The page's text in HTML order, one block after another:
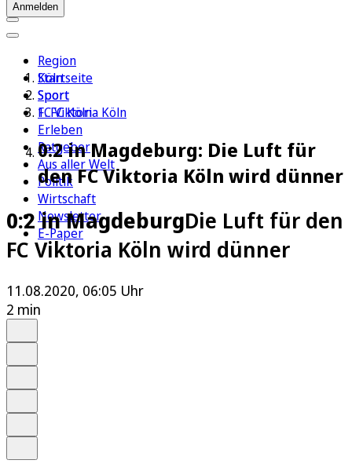
Anmelden
Region
Köln
Sport
1. FC Köln
Erleben
Ratgeber
Aus aller Welt
Politik
Wirtschaft
Newsletter
E-Paper
Startseite
Sport
FC Viktoria Köln
0:2 in Magdeburg: Die Luft für
den FC Viktoria Köln wird dünner
0:2 in MagdeburgDie Luft für den
FC Viktoria Köln wird dünner
11.08.2020, 06:05 Uhr
2 min